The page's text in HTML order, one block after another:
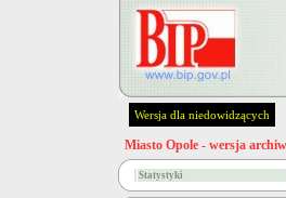
Wersja dla niedowidzących
Miasto Opole - wersja
Statystyki